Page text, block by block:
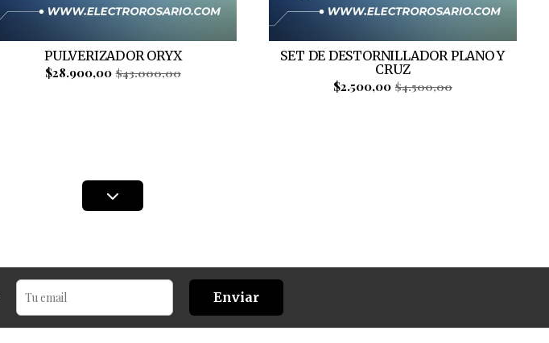
PULVERIZADOR ORYX
$28.900,00 $43.000,00
SET DE DESTORNILLADOR PLANO Y
CRUZ
$2.500,00 $4.500,00
Enviar